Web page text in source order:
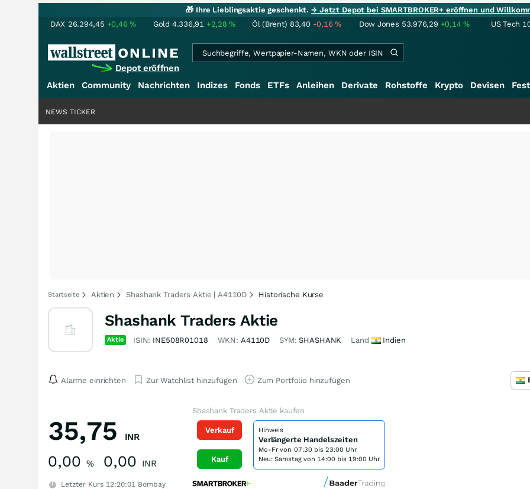
🎁 Ihre Lieblingsaktie geschenkt.→ Jetzt Depot bei SMARTBROKER+ eröffnen und
DAX 26.294,45 +0,46% Gold 4.336,91 +2,28% Öl (Brent) 83,40 -0,16% Dow Jones 53.976,29 +0,14% US Tech
Depot eröffnen
Aktien Community Nachrichten Indizes Fonds ETFs Anleihen Derivate Rohstoffe Krypto Devisen
NEWS TICKER
Startseite Aktien Shashank Traders Aktie | A4110D Historische Kurse
Shashank Traders Aktie
Aktie ISIN: INE508R01018 WKN: A4110D SYM:SHASHANK Land Indien
Alarme einrichten Zur Watchlist hinzufügen Zum Portfolio hinzufügen
35,75 INR
0,00 % 0,00 INR
Letzter Kurs 12:20:01 Bombay
Shashank Traders Aktie kaufen
Verkauf
Kauf
Hinweis
Verlängerte Handelszeiten
Mo-Fr von 07:30 bis 23:00 Uhr
Neu: Samstag von 14:00 bis 19:00 Uhr